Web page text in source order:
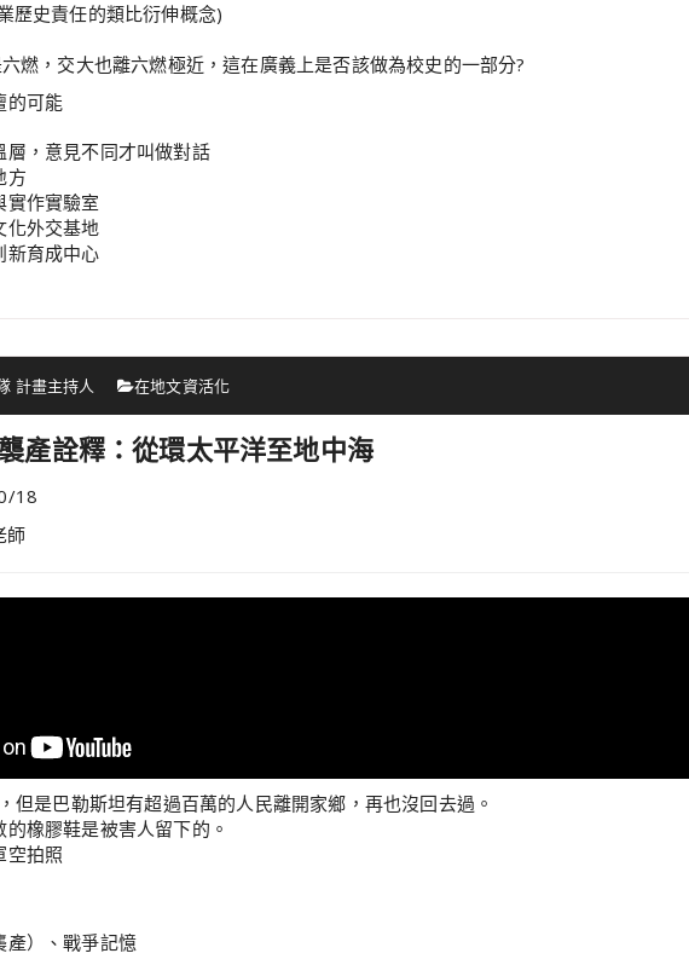
歷史責任的類比衍伸概念)
燃，交大也離六燃極近，這在廣義上是否該做為校史的一部分?
的可能
層，意見不同才叫做對話
方
實作實驗室
化外交基地
新育成中心
計畫主持人 在地文資活化
產詮釋：從環太平洋至地中海
18
師
但是巴勒斯坦有超過百萬的人民離開家鄉，再也沒回去過。
橡膠鞋是被害人留下的。
空拍照
產）、戰爭記憶